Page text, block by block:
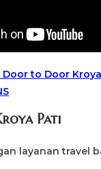
Door to Door
Pati
layanan travel